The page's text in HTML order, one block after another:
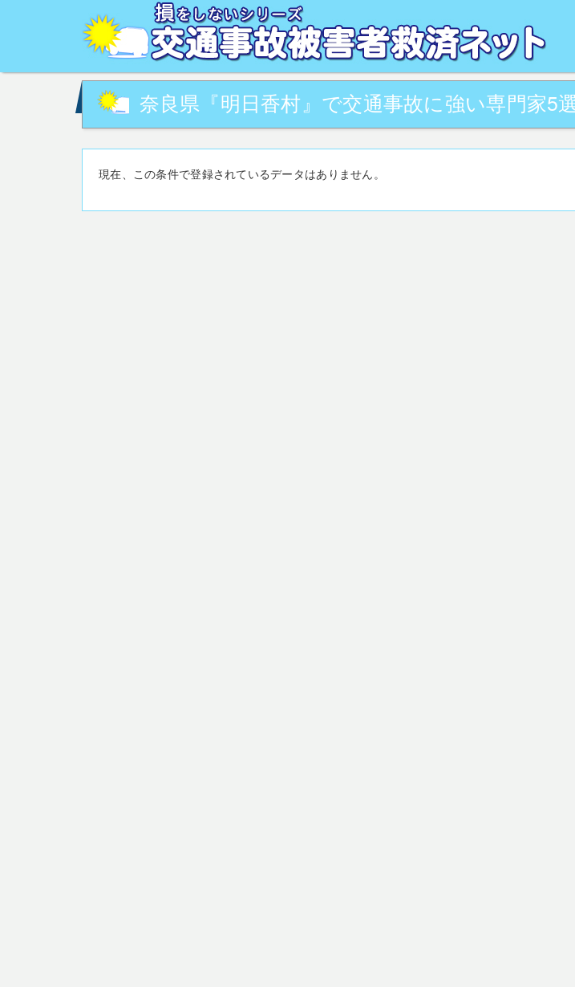
交通事故被害でお困りの方へ。交通事故・事故対策に関するお悩みを、地域の専門家が解決致します。全
の相談など。交通事故被害に関して、あなたの街の専門家がサポート致します。
奈良県『明日香村』で交通事故に強い専門家5
現在、この条件で登録されているデータはありません。